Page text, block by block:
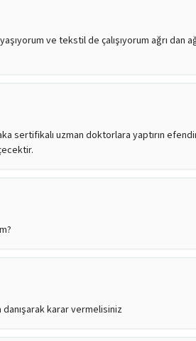
yaşıyorum ve tekstil de çalışıyorum ağrı dan
sertifikalı uzman doktorlara yaptırın
danışarak karar vermelisiniz